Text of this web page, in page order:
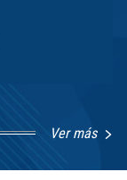
Ver más